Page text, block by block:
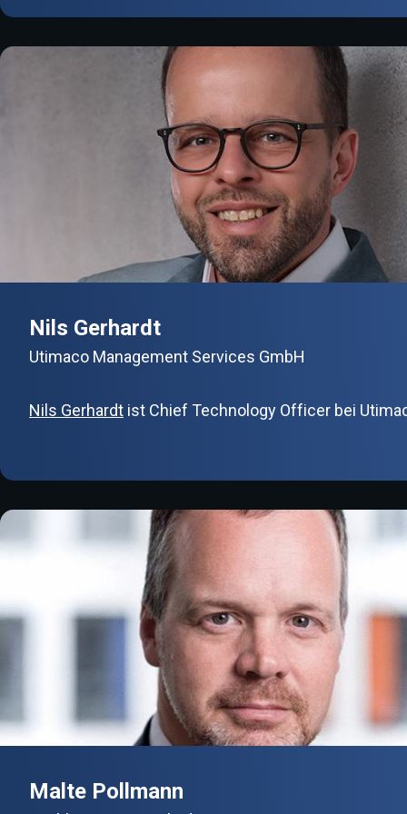
Nils Gerhardt
Utimaco Management Services GmbH
Nils Gerhardt ist Chief Technology Officer bei
Malte Pollmann